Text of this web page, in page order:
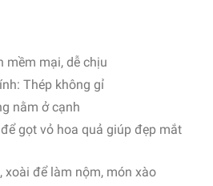
mềm mại, dễ chịu
Thép không gỉ
nằm ở cạnh
gọt vỏ hoa quả giúp đẹp mắt
xoài để làm nộm, món xào